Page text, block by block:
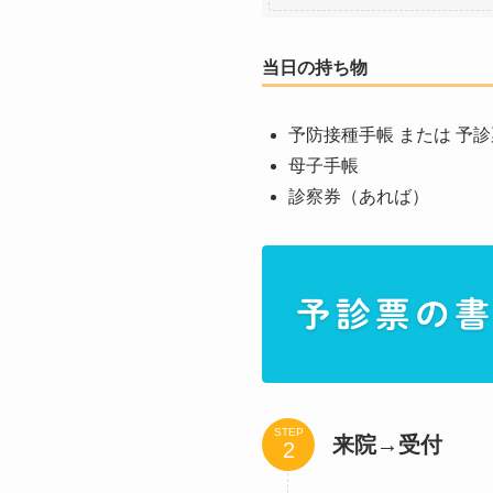
当日の持ち物
予防接種手帳 または 予
母子手帳
診察券（あれば）
STEP 来院→受付